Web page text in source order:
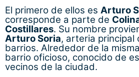
El primero de ellos es Arturo
corresponde a parte de
Costillares. Su nombre
Arturo Soria, arteria principal
barrios. Alrededor de la
barrio oficioso, conocido de
vecinos de la ciudad.